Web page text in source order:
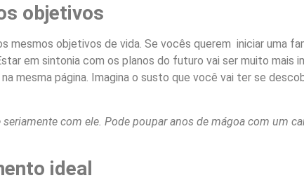
objetivos
mesmos objetivos de vida. Se vocês querem iniciar uma
em sintonia com os planos do futuro vai ser muito mais
mesma página. Imagina o susto que você vai ter se
com ele. Pode poupar anos de mágoa com um
ideal